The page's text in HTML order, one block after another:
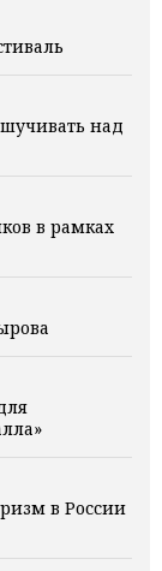
над
в рамках
в России